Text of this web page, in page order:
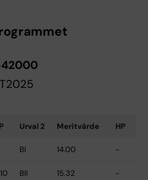
Urval 2 Meritvärde HP
BI 14.00 -
BII 15.32 -